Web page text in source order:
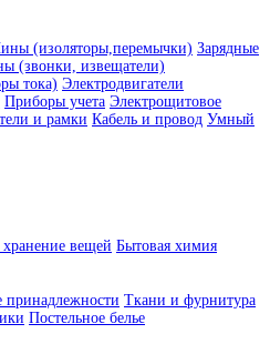
(изоляторы,перемычки) Зарядные
(звонки, извещатели)
тока) Электродвигатели
Приборы учета Электрощитовое
и рамки Кабель и провод Умный
вещей Бытовая химия
принадлежности Ткани и фурнитура
Постельное белье